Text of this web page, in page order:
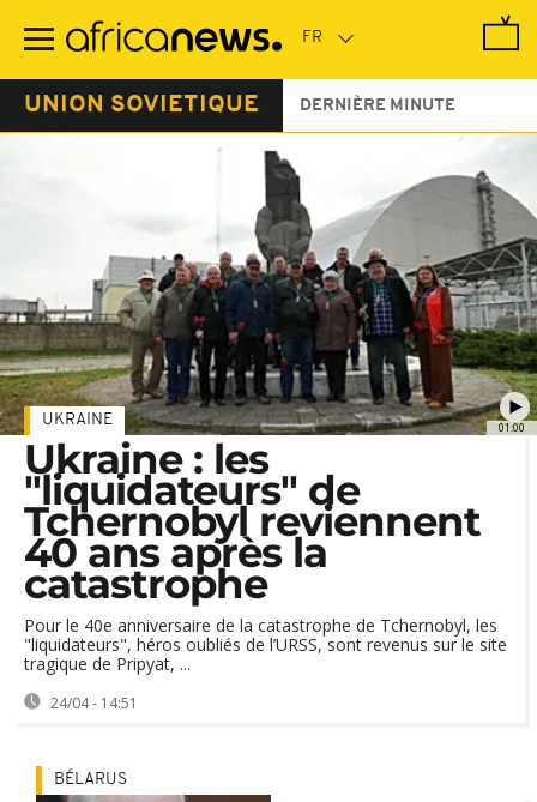
contenu
UNION SOVIETIQUE DERNIÈRE MINUTE
01:00
UKRAINE
Ukraine : les
"liquidateurs" de
Tchernobyl reviennent
40 ans après la
catastrophe
Pour le 40e anniversaire de la catastrophe de Tchernobyl, les
"liquidateurs", héros oubliés de l’URSS, sont revenus sur le site
tragique de Pripyat, ...
24/04 - 14:51
BÉLARUS